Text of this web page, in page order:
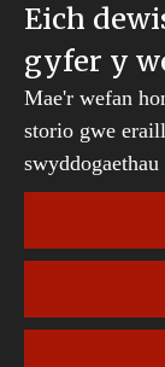
Hawlfraint ©
pob hawl.
Mae Bwrdd
sydd wedi'i
Rhif cwmni:
Telerau ac
Hygyrchedd
Eich
gyfer y
Mae'r wefan
storio gwe